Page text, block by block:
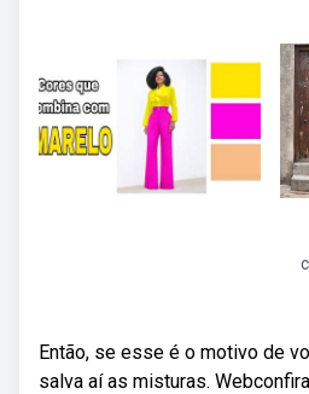
Então, se esse é o motivo de
salva aí as misturas.